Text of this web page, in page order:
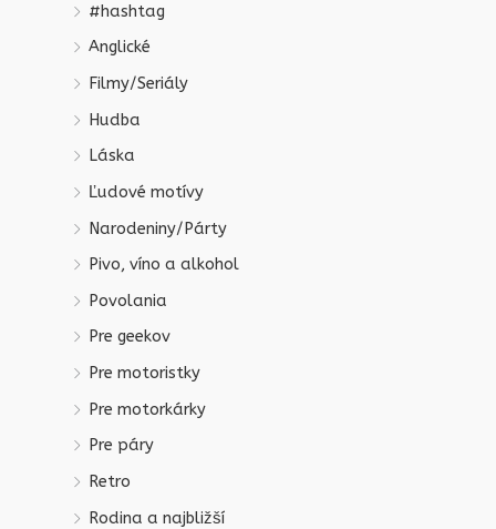
#hashtag
Anglické
Filmy/Seriály
Hudba
Láska
Ľudové motívy
Narodeniny/Párty
Pivo, víno a alkohol
Povolania
Pre geekov
Pre motoristky
Pre motorkárky
Pre páry
Retro
Rodina a najbližší